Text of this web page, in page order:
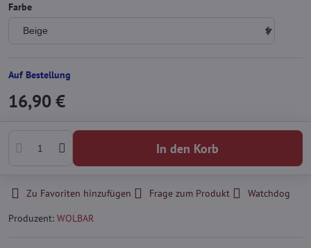
Farbe
Auf Bestellung
16,90 €
In den Korb
Zu Favoriten hinzufügen Frage zum Produkt
Watchdog
Produzent: WOLBAR